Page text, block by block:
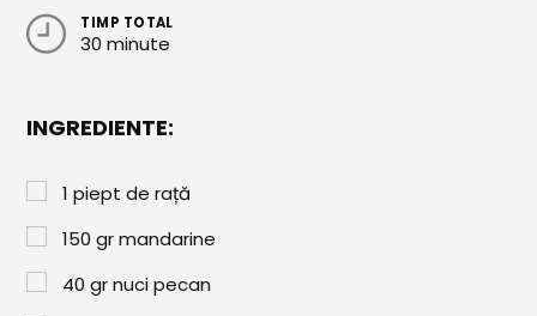
Sirop / Compot
Sosuri și Condimente
Paste & Risotto
Patiserie
Aluaturi Dulci
TIMP TOTAL
30 minute
INGREDIENTE:
1 piept de rață
150 gr mandarine
40 gr nuci pecan